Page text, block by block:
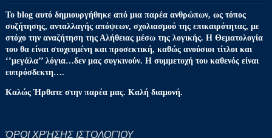
Το blog αυτό δημιουργήθηκε από μια παρέα ανθρώπων, ως τόπος
συζήτησης, ανταλλαγής απόψεων, σχολιασμού της επικαιρότητας, με
στόχο την αναζήτηση της Αλήθειας μέσω της λογικής. Η Θεματολογία
του θα είναι στοχευμένη και προσεκτική, καθώς ανούσιοι τίτλοι και
‘’μεγάλα’’ λόγια…δεν μας συγκινούν. Η συμμετοχή του καθενός είναι
ευπρόσδεκτη….
Καλώς Ήρθατε στην παρέα μας. Καλή διαμονή.
ΌΡΟΙ ΧΡΉΣΗΣ ΙΣΤΟΛΟΓΊΟΥ